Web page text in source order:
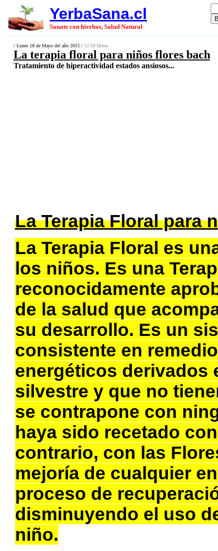
YerbaSana.cl
Sanate con hierbas, Salud Natural
/ Lunes 18 de Mayo del año 2015 / 12:59 Horas.
La terapia floral para niños flores bach
Tratamiento de hiperactividad estados ansiosos...
La Terapia Floral para
La Terapia Floral es
los niños. Es una
reconocidamente
de la salud que
su desarrollo. Es un
consistente en
energéticos derivados
silvestre y que no
se contrapone con
haya sido recetado
contrario, con las
mejoría de cualquier
proceso de
disminuyendo el uso
niño.